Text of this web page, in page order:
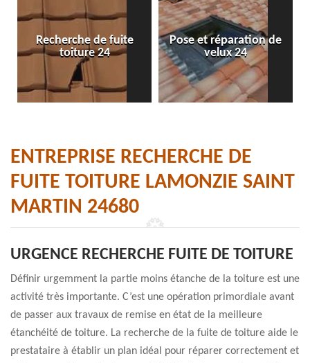
Recherche de fuite
toiture 24
Pose et réparation de
velux 24
ENTREPRISE RECHERCHE DE
FUITE TOITURE LAMONZIE SAINT
MARTIN 24680
URGENCE RECHERCHE FUITE DE TOITURE
Définir urgemment la partie moins étanche de la toiture est une
activité très importante. C’est une opération primordiale avant
de passer aux travaux de remise en état de la meilleure
étanchéité de toiture. La recherche de la fuite de toiture aide le
prestataire à établir un plan idéal pour réparer correctement et